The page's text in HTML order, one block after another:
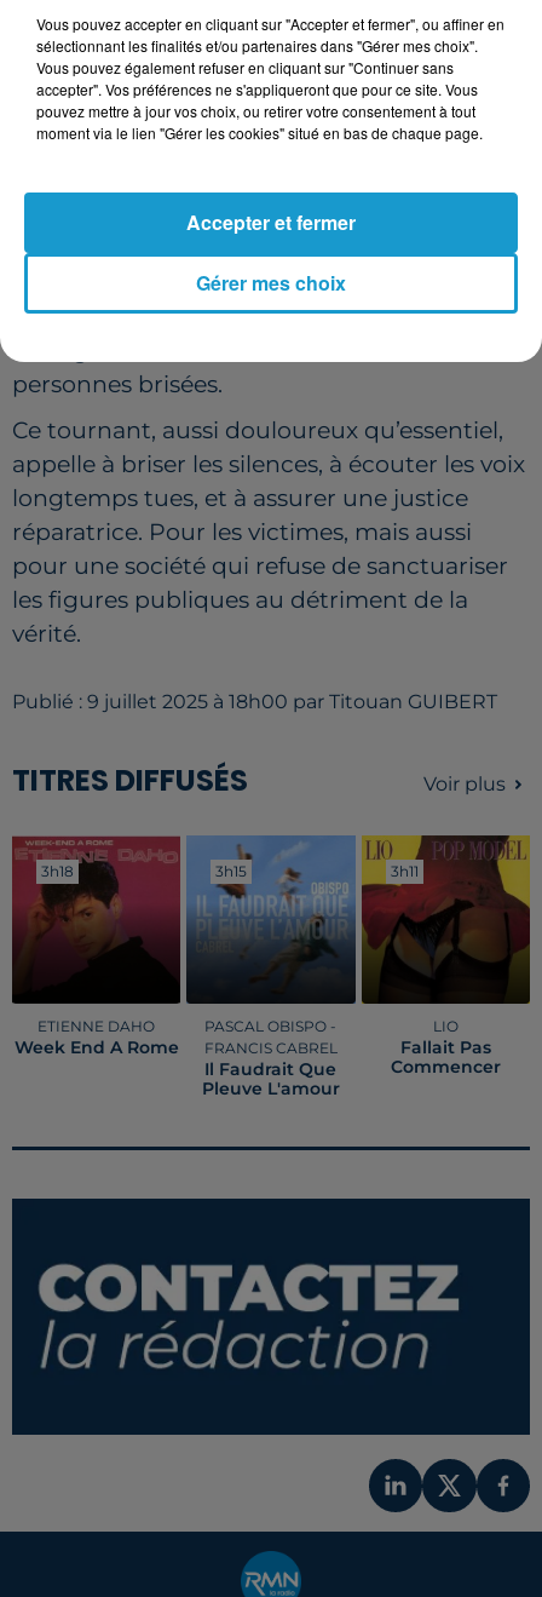
un cadre respectueux.
UN DEVOIR DE MÉMOIRE, UNE
EXIGENCE DE JUSTICE
Alors que la figure de l’abbé Pierre continue
mémoire collective française, ces nouvelles
accusations poussent à une réévaluation
critique de son héritage. Derrière l’image du
résistant et du défenseur des sans-abris,
personnes brisées.
Ce tournant, aussi douloureux qu’essentiel,
appelle à briser les silences, à écouter les voix
longtemps tues, et à assurer une justice
réparatrice. Pour les victimes, mais aussi
pour une société qui refuse de sanctuariser
les figures publiques au détriment de la
vérité.
Publié : 9 juillet 2025 à 18h00 par Titouan GUIBERT
TITRES DIFFUSÉS Voir plus
3h18
3h18
ETIENNE DAHO
Week End A Rome
3h15
3h15
PASCAL OBISPO -
FRANCIS CABREL
Il Faudrait Que
Pleuve L'amour
3h11
3h11
LIO
Fallait Pas
Commencer
Vous pouvez accepter en cliquant sur "Accepter et fermer", ou affiner en
sélectionnant les finalités et/ou partenaires dans "Gérer mes choix".
Vous pouvez également refuser en cliquant sur "Continuer sans
accepter". Vos préférences ne s'appliqueront que pour ce site. Vous
pouvez mettre à jour vos choix, ou retirer votre consentement à tout
moment via le lien "Gérer les cookies" situé en bas de chaque page.
Gérer mes choix
Accepter et fermer